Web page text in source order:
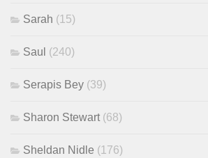
Sarah (15)
Saul (240)
Serapis Bey (39)
Sharon Stewart (68)
Sheldan Nidle (176)